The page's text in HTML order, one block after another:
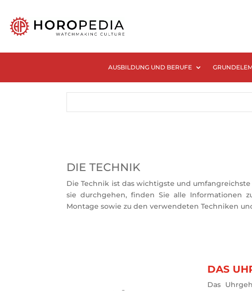
AUSBILDUNG UND BERUFE
DIE TECHNIK
Die Technik ist das wichtigste und
sie durchgehen, finden Sie alle Informationen
Montage sowie zu den verwendeten Techniken
DAS
Das